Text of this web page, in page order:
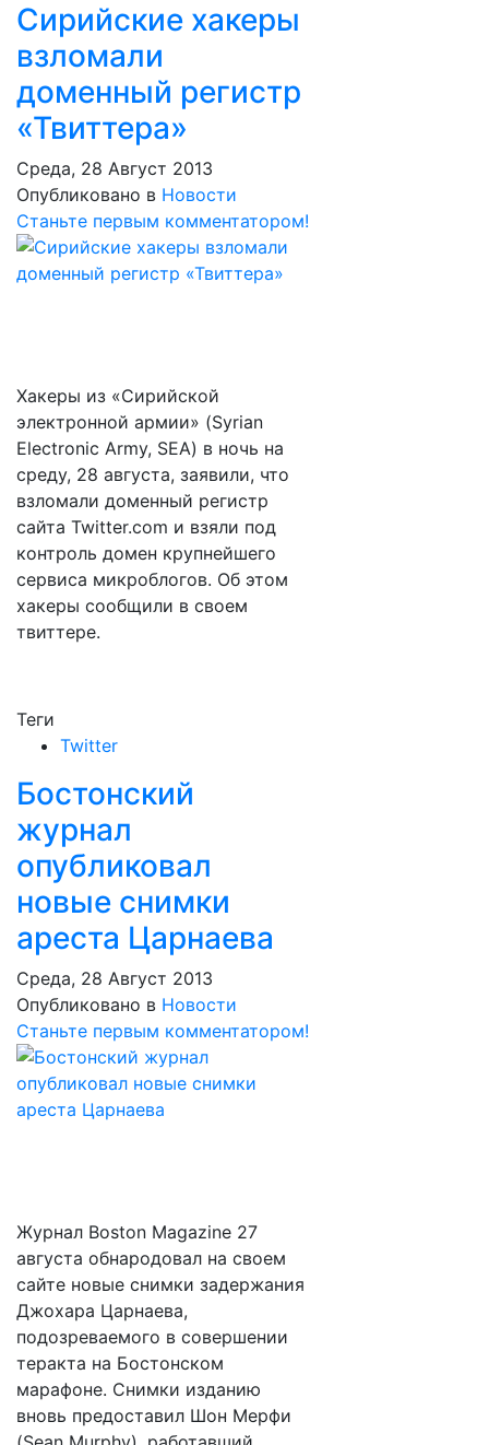
Сирийские хакеры
взломали
доменный регистр
«Твиттера»
Среда, 28 Август 2013
Опубликовано в Новости
Станьте первым комментатором!
Хакеры из «Сирийской
электронной армии» (Syrian
Electronic Army, SEA) в ночь на
среду, 28 августа, заявили, что
взломали доменный регистр
сайта Twitter.com и взяли под
контроль домен крупнейшего
сервиса микроблогов. Об этом
хакеры сообщили в своем
твиттере.
Теги
Twitter
Бостонский
журнал
опубликовал
новые снимки
ареста Царнаева
Среда, 28 Август 2013
Опубликовано в Новости
Станьте первым комментатором!
Журнал Boston Magazine 27
августа обнародовал на своем
сайте новые снимки задержания
Джохара Царнаева,
подозреваемого в совершении
теракта на Бостонском
марафоне. Снимки изданию
вновь предоставил Шон Мерфи